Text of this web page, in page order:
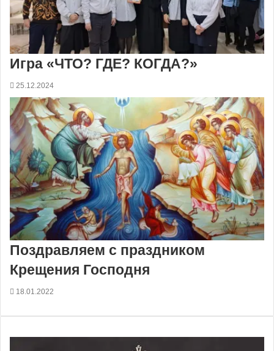
Игра «ЧТО? ГДЕ? КОГДА?»
25.12.2024
Поздравляем с праздником
Крещения Господня
18.01.2022